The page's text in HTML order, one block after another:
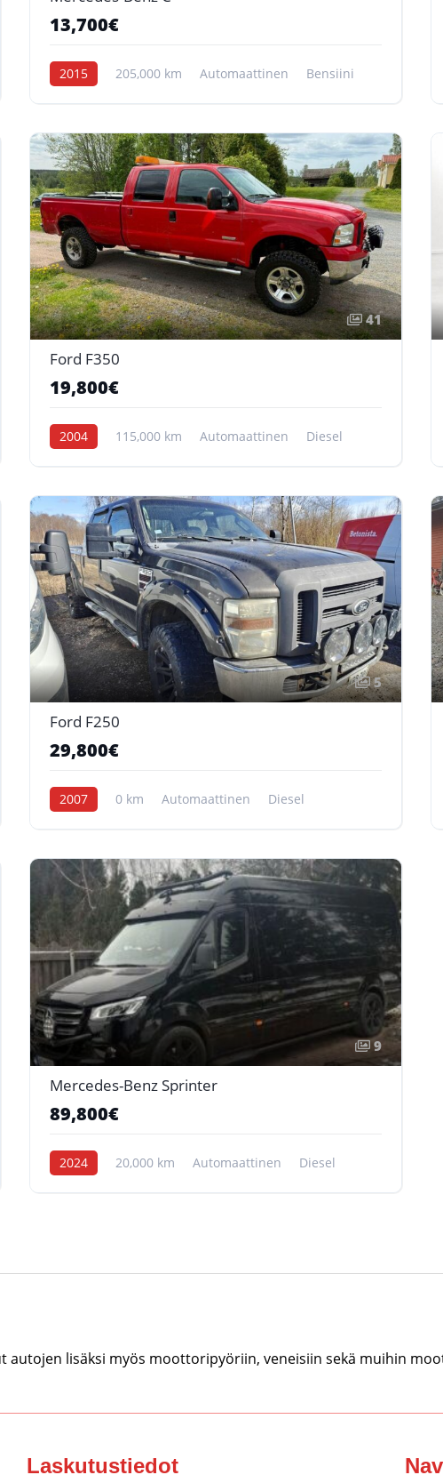
13,700€
2015 205,000 km Automaattinen Bensiini
41
Ford F350
19,800€
2004 115,000 km Automaattinen Diesel
5
Ford F250
29,800€
2007 0 km Automaattinen Diesel
9
Mercedes-Benz Sprinter
89,800€
2024 20,000 km Automaattinen Diesel
lisäksi myös moottoripyöriin, veneisiin sekä muihin
Laskutustiedot